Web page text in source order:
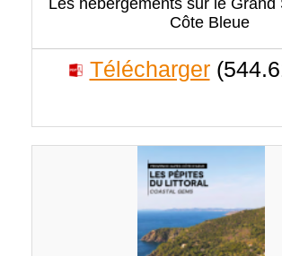
Les hébergements sur le Grand
Côte Bleue
Télécharger